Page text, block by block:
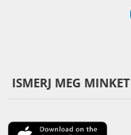
ISMERJ MEG MINKET